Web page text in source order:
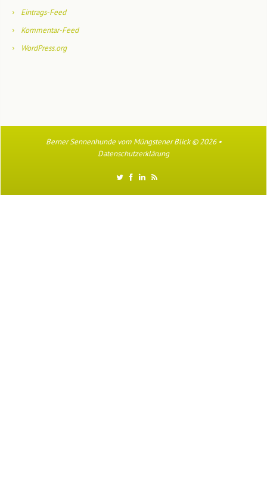
Eintrags-Feed
Kommentar-Feed
WordPress.org
Berner Sennenhunde vom Müngstener Blick© 2026 •
Datenschutzerklärung